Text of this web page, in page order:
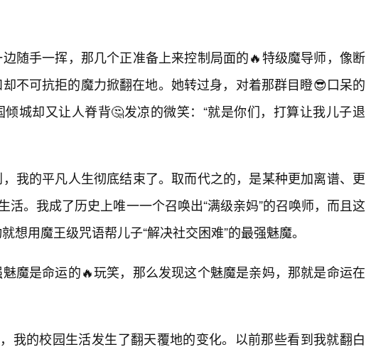
随手一挥，那几个正准备上来控制局面的🔥特级魔导师，像断
不可抗拒的魔力掀翻在地。她转过身，对着那群目瞪😎口呆的
城却又让人脊背🤔发凉的微笑：“就是你们，打算让我儿子退
我的平凡人生彻底结束了。取而代之的，是某种更加离谱、更
活。我成了历史上唯一一个召唤出“满级亲妈”的召唤师，而且这
想用魔王级咒语帮儿子“解决社交困难”的最强魅魔。
魔是命运的🔥玩笑，那么发现这个魅魔是亲妈，那就是命运在
我的校园生活发生了翻天覆地的变化。以前那些看到我就翻白